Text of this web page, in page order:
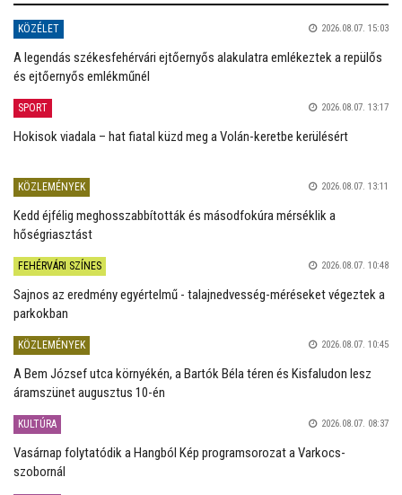
KÖZÉLET 2026.08.07. 15:03
A legendás székesfehérvári ejtőernyős alakulatra emlékeztek a repülős
és ejtőernyős emlékműnél
SPORT 2026.08.07. 13:17
Hokisok viadala – hat fiatal küzd meg a Volán-keretbe kerülésért
KÖZLEMÉNYEK 2026.08.07. 13:11
Kedd éjfélig meghosszabbították és másodfokúra mérséklik a
hőségriasztást
FEHÉRVÁRI SZÍNES 2026.08.07. 10:48
Sajnos az eredmény egyértelmű - talajnedvesség-méréseket végeztek a
parkokban
KÖZLEMÉNYEK 2026.08.07. 10:45
A Bem József utca környékén, a Bartók Béla téren és Kisfaludon lesz
áramszünet augusztus 10-én
KULTÚRA 2026.08.07. 08:37
Vasárnap folytatódik a Hangból Kép programsorozat a Varkocs-
szobornál